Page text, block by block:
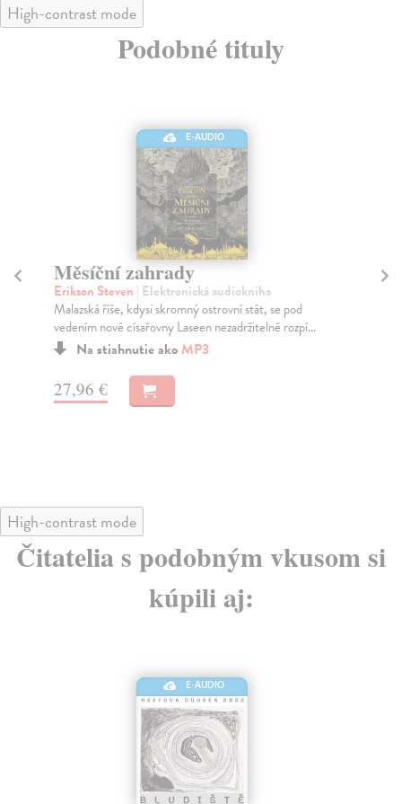
High-contrast mode
Podobné tituly
E-AUDIO
Měsíční zahrady
Erikson Steven | Elektronická audiokniha
Malazská říše, kdysi skromný ostrovní stát, se pod
vedením nové císařovny Laseen nezadržitelně rozpí...
Na stiahnutie ako MP3
27,96 €
High-contrast mode
Čitatelia s podobným vkusom si
kúpili aj:
E-AUDIO